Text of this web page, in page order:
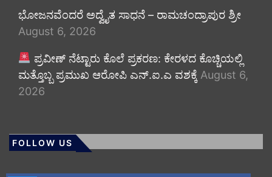
ಭೋಜನವೆಂದರೆ ಅದ್ವೈತ ಸಾಧನೆ – ರಾಮಚಂದ್ರಾಪುರ ಶ್ರೀ
August 6, 2026
ಪ್ರವೀಣ್ ನೆಟ್ಟಾರು ಕೊಲೆ ಪ್ರಕರಣ: ಕೇರಳದ ಕೊಚ್ಚಿಯಲ್ಲಿ
ಮತ್ತೊಬ್ಬ ಪ್ರಮುಖ ಆರೋಪಿ ಎನ್.ಐ.ಎ ವಶಕ್ಕೆ August 6,
2026
FOLLOW US